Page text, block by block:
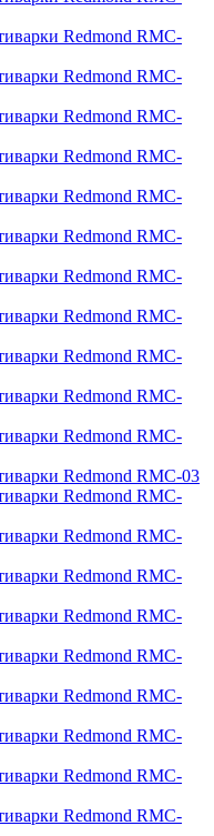
Redmond RMC-
Redmond RMC-
Redmond RMC-
Redmond RMC-
Redmond RMC-
Redmond RMC-
Redmond RMC-
Redmond RMC-
Redmond RMC-
Redmond RMC-
Redmond RMC-
Redmond RMC-03
Redmond RMC-
Redmond RMC-
Redmond RMC-
Redmond RMC-
Redmond RMC-
Redmond RMC-
Redmond RMC-
Redmond RMC-
Redmond RMC-